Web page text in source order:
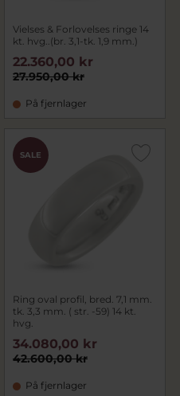
Vielses & Forlovelses ringe 14
kt. hvg..(br. 3,1-tk. 1,9 mm.)
27.950,00 kr
22.360,00 kr
På fjernlager
SALE
Ring oval profil, bred. 7,1 mm.
tk. 3,3 mm. ( str. -59) 14 kt.
hvg.
42.600,00 kr
34.080,00 kr
På fjernlager